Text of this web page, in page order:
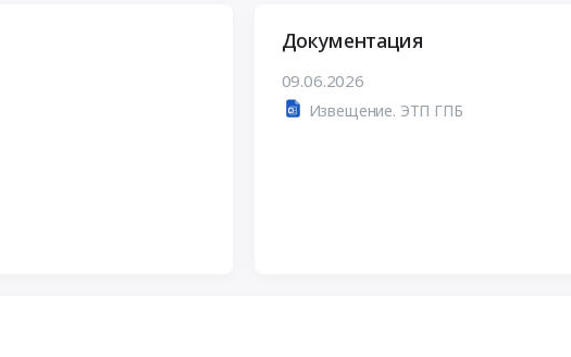
Документация
09.06.2026
Извещение. ЭТП ГПБ